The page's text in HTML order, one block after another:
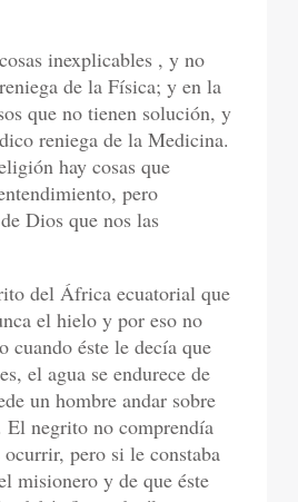
inexplicables , y no
de la Física; y en la
que no tienen solución, y
reniega de la Medicina.
hay cosas que
pero
Dios que nos las
del África ecuatorial que
el hielo y por eso no
cuando éste le decía que
el agua se endurece de
un hombre andar sobre
El negrito no comprendía
pero si le constaba
misionero y de que éste